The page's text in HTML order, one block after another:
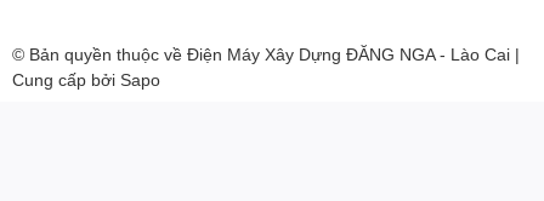
© Bản quyền thuộc về Điện Máy Xây Dựng ĐĂNG NGA - Lào Cai |
Cung cấp bởi Sapo